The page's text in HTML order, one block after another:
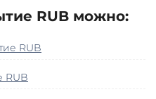
RUB можно:
RUB
RUB